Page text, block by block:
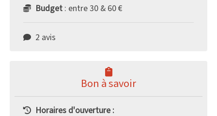
Budget : entre 30 & 60 €
2 avis
Bon à savoir
Horaires d'ouverture :